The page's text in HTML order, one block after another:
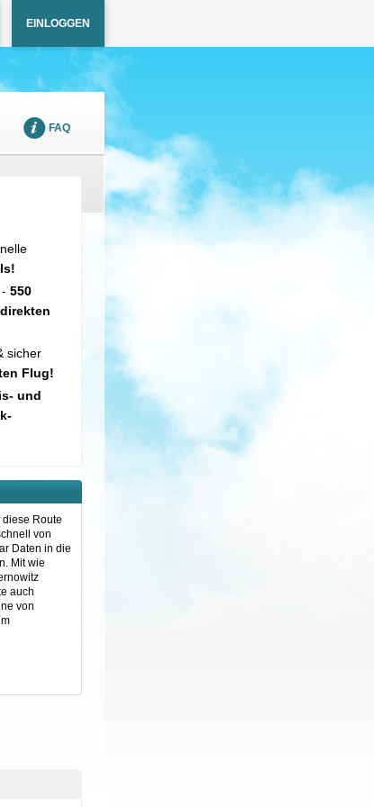
EINLOGGEN
FAQ
550
direkten
sicher
Flug!
und
Route
von
Daten in die
Mit wie
auch
von